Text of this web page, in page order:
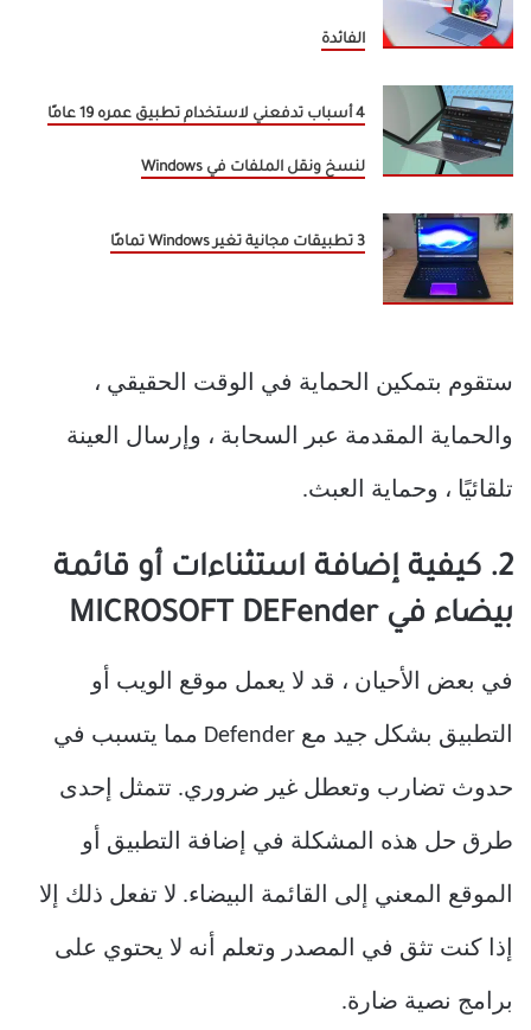
الفائدة
4 أسباب تدفعني لاستخدام تطبيق عمره 19 عامًا
لنسخ ونقل الملفات في Windows
3 تطبيقات مجانية تغير Windows تمامًا
ستقوم بتمكين الحماية في الوقت الحقيقي ،
والحماية المقدمة عبر السحابة ، وإرسال العينة
تلقائيًا ، وحماية العبث.
2. كيفية إضافة استثناءات أو قائمة
بيضاء في MICROSOFT DEFender
في بعض الأحيان ، قد لا يعمل موقع الويب أو
التطبيق بشكل جيد مع Defender مما يتسبب في
حدوث تضارب وتعطل غير ضروري. تتمثل إحدى
طرق حل هذه المشكلة في إضافة التطبيق أو
الموقع المعني إلى القائمة البيضاء. لا تفعل ذلك إلا
إذا كنت تثق في المصدر وتعلم أنه لا يحتوي على
برامج نصية ضارة.